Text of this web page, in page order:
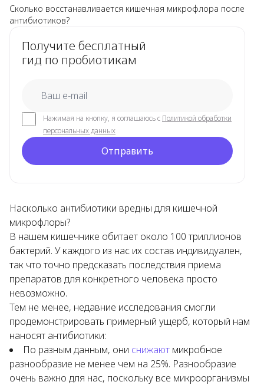
Сколько восстанавливается кишечная микрофлора после
антибиотиков?
Получите бесплатный
гид по пробиотикам
Нажимая на кнопку, я соглашаюсь с Политикой обработки
персональных данных
Отправить
Насколько антибиотики вредны для кишечной
микрофлоры?
В нашем кишечнике обитает около 100 триллионов
бактерий. У каждого из нас их состав индивидуален,
так что точно предсказать последствия приема
препаратов для конкретного человека просто
невозможно.
Тем не менее, недавние исследования смогли
продемонстрировать примерный ущерб, который нам
наносят антибиотики:
По разным данным, они снижают микробное
разнообразие не менее чем на 25%. Разнообразие
очень важно для нас, поскольку все микроорганизмы